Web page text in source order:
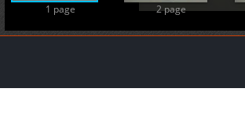
1 page 2 page